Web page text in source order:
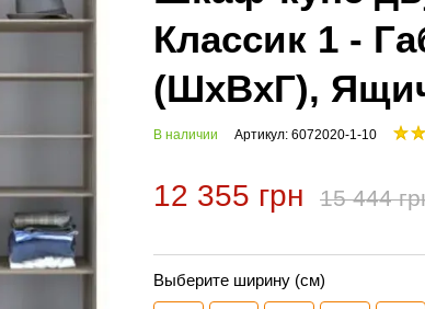
Классик 1 -
(ШхВхГ),
В наличии Артикул: 6072020-1-10
12 355 грн 15 444
Выберите ширину (см)